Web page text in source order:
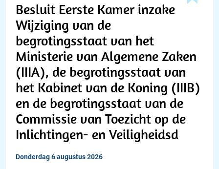
Besluit Eerste Kamer inzake
Wijziging van de
begrotingsstaat van het
Ministerie van Algemene Zaken
(IIIA), de begrotingsstaat van
het Kabinet van de Koning (IIIB)
en de begrotingsstaat van de
Commissie van Toezicht op de
Inlichtingen- en Veiligheidsd
donderdag 6 augustus 2026